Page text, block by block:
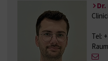
Tel: